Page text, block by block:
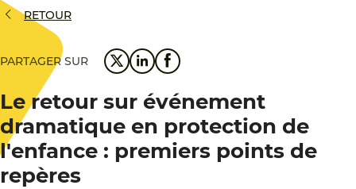
RETOUR
PARTAGER SUR
Le retour sur événement
dramatique en protection de
l'enfance : premiers points de
repères